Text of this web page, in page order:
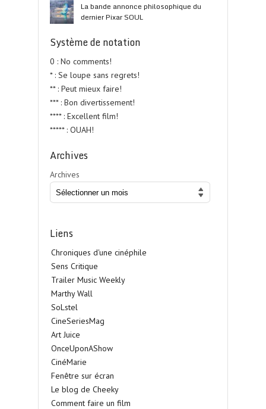
La bande annonce philosophique du
dernier Pixar SOUL
Système de notation
0 : No comments!
* : Se loupe sans regrets!
** : Peut mieux faire!
*** : Bon divertissement!
**** : Excellent film!
***** : OUAH!
Archives
Archives
Liens
Chroniques d'une cinéphile
Sens Critique
Trailer Music Weekly
Marthy Wall
SoLstel
CineSeriesMag
Art Juice
OnceUponAShow
CinéMarie
Fenêtre sur écran
Le blog de Cheeky
Comment faire un film